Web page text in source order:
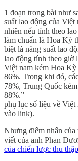
1 đoạn trong bài như
suất lao động của
nhiên nếu tính theo
làm chuẩn là Hoa Kỳ
biệt là năng suất lao
lao động tính theo giờ
Việt nam kém Hoa
86%. Trong khi đó,
78%, Trung Quốc
88%.”
phụ lục số liệu về Việt
vào link).
Nhưng điểm nhấn của
viết của anh Phan
của chiến lược thu